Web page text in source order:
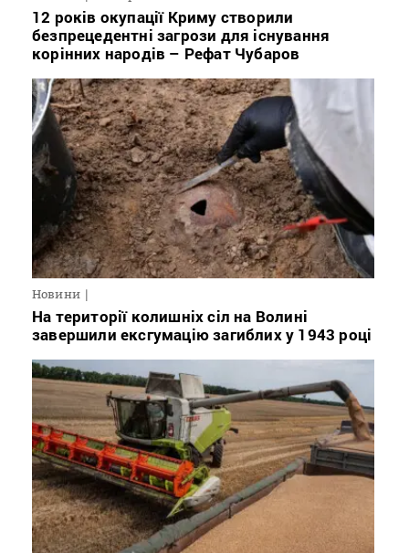
12 років окупації Криму створили
безпрецедентні загрози для існування
корінних народів – Рефат Чубаров
Новини
На території колишніх сіл на Волині
завершили ексгумацію загиблих у 1943 році